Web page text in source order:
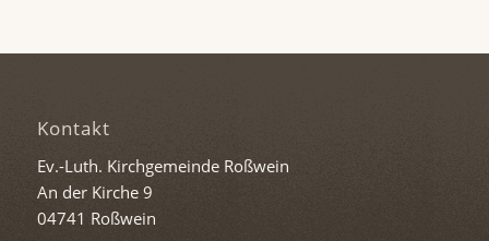
Kontakt
Ev.-Luth. Kirchgemeinde Roßwein
An der Kirche 9
04741 Roßwein